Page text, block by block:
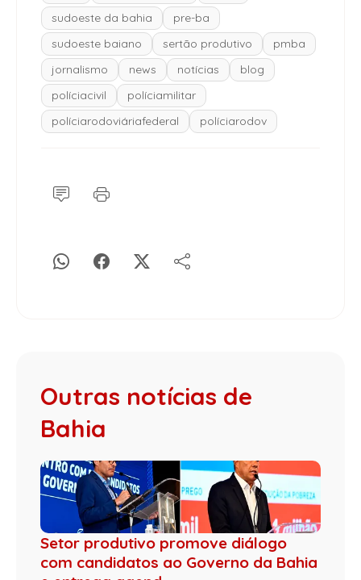
sudoeste da bahia
pre-ba
sudoeste baiano
sertão produtivo
pmba
jornalismo
news notícias
blog
políciacivil
políciamilitar
políciarodoviáriafederal
políciarodov
Outras notícias de
Bahia
Setor produtivo promove diálogo
com candidatos ao Governo da Bahia